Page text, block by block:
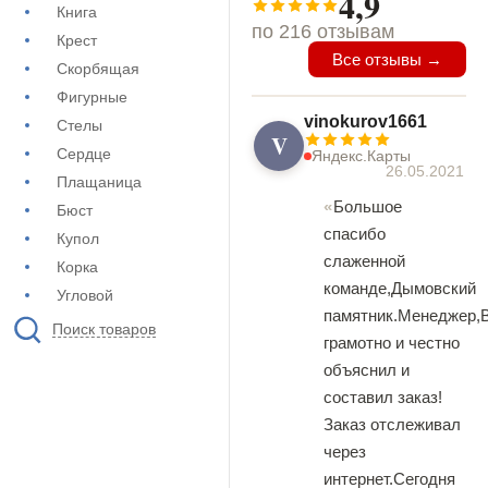
Книга
Крест
Скорбящая
Фигурные
Стелы
Сердце
Плащаница
Бюст
Купол
Корка
Угловой
Поиск товаров
по 216 отзывам
Все отзывы →
V
vinokurov1661
Яндекс.Карты
26.05.2021
Большое
спасибо
слаженной
команде,Дымовский
грамотно и честно
объяснил и
составил заказ!
Заказ отслеживал
через
интернет.Сегодня